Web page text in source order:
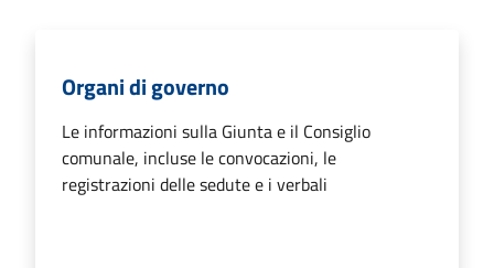
Organi di governo
Le informazioni sulla Giunta e il Consiglio
comunale, incluse le convocazioni, le
registrazioni delle sedute e i verbali